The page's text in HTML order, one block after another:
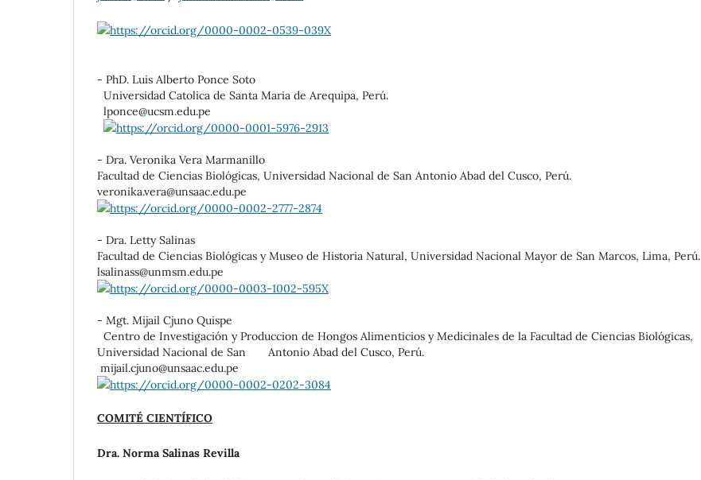
https://orcid.org/0000-0002-0539-039X
- PhD. Luis Alberto Ponce Soto
Universidad Catolica de Santa Maria de Arequipa, Perú.
lponce@ucsm.edu.pe
https://orcid.org/0000-0001-5976-2913
- Dra. Veronika Vera Marmanillo
Facultad de Ciencias Biológicas, Universidad Nacional de San Antonio Abad del Cusco, Perú.
veronika.vera@unsaac.edu.pe
https://orcid.org/0000-0002-2777-2874
- Dra. Letty Salinas
Facultad de Ciencias Biológicas y Museo de Historia Natural, Universidad Nacional Mayor de San Marcos, Lima, Perú.
lsalinass@unmsm.edu.pe
https://orcid.org/0000-0003-1002-595X
- Mgt. Mijail Cjuno Quispe
Centro de Investigación y Produccion de Hongos Alimenticios y Medicinales de la Facultad de Ciencias Biológicas,
Universidad Nacional de San Antonio Abad del Cusco, Perú.
mijail.cjuno@unsaac.edu.pe
https://orcid.org/0000-0002-0202-3084
COMITÉ CIENTÍFICO
Dra. Norma Salinas Revilla